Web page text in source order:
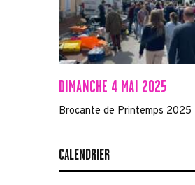
DIMANCHE 4 MAI 2025
Brocante de Printemps 2025
CALENDRIER